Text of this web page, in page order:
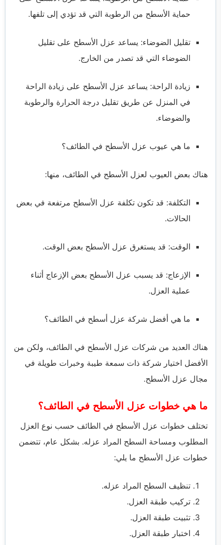
حماية الأسطح من الرطوبة التي قد تؤدي إلى تلفها.
تقليل الضوضاء: يساعد عزل الأسطح على تقليل
الضوضاء التي قد تصدر من الخارج.
زيادة الراحة: يساعد عزل الأسطح على زيادة الراحة
في المنزل عن طريق تقليل درجة الحرارة والرطوبة
والضوضاء.
ما هي عيوب عزل الأسطح في الطائف؟
هناك بعض العيوب لعزل الأسطح في الطائف، منها:
التكلفة: قد تكون تكلفة عزل الأسطح مرتفعة في بعض
الحالات.
الوقت: قد يستغرق عزل الأسطح بعض الوقت.
الإزعاج: قد يسبب عزل الأسطح بعض الإزعاج أثناء
عملية العزل.
ما هي أفضل شركة عزل أسطح في الطائف؟
هناك العديد من شركات عزل الأسطح في الطائف، ولكن من
الأفضل اختيار شركة ذات سمعة طيبة وخبرات طويلة في
مجال عزل الأسطح.
ما هي خطوات عزل الأسطح في الطائف؟
تختلف خطوات عزل الأسطح في الطائف حسب نوع العزل
المطلوب ومساحة السطح المراد عزله. بشكل عام، تتضمن
خطوات عزل الأسطح ما يلي:
تنظيف السطح المراد عزله.
تركيب طبقة العزل.
تثبيت طبقة العزل.
اختبار طبقة العزل.